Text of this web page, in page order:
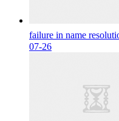
failure in name
07-26